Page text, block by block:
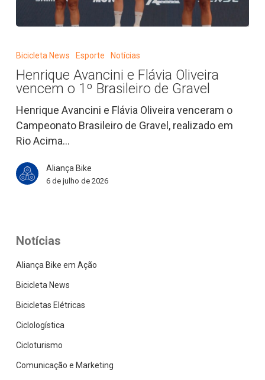
Avancini
Flávia
Oliveira
vencem
o
1º
de
Gravel
Bicicleta News Esporte Notícias
Henrique Avancini e Flávia Oliveira
vencem o 1º Brasileiro de Gravel
Henrique Avancini e Flávia Oliveira venceram o
Campeonato Brasileiro de Gravel, realizado em
Rio Acima…
Aliança Bike
6 de julho de 2026
Notícias
Aliança Bike em Ação
Bicicleta News
Bicicletas Elétricas
Ciclologística
Cicloturismo
Comunicação e Marketing